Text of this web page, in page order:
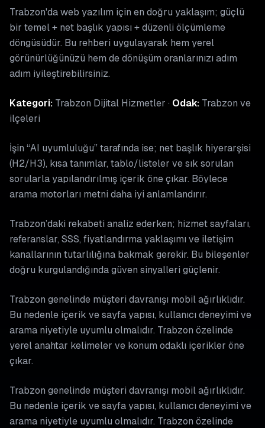
Trabzon'da web yazılım için en doğru yaklaşım; güçlü
bir temel + net başlık yapısı + düzenli ölçümleme
döngüsüdür. Bu rehberi uygulayarak hem yerel
görünürlüğünüzü hem de dönüşüm oranlarınızı adım
adım iyileştirebilirsiniz.
Kategori: Trabzon Dijital Hizmetler · Odak: Trabzon ve
ilçeleri
İşin “AI uyumluluğu” tarafında ise; net başlık hiyerarşisi
(H2/H3), kısa tanımlar, tablo/listeler ve sık sorulan
sorularla yapılandırılmış içerik öne çıkar. Böylece
arama motorları metni daha iyi anlamlandırır.
Trabzon’daki rekabeti analiz ederken; hizmet sayfaları,
referanslar, SSS, fiyatlandırma yaklaşımı ve iletişim
kanallarının tutarlılığına bakmak gerekir. Bu bileşenler
doğru kurgulandığında güven sinyalleri güçlenir.
Trabzon genelinde müşteri davranışı mobil ağırlıklıdır.
Bu nedenle içerik ve sayfa yapısı, kullanıcı deneyimi ve
arama niyetiyle uyumlu olmalıdır. Trabzon özelinde
yerel anahtar kelimeler ve konum odaklı içerikler öne
çıkar.
Trabzon genelinde müşteri davranışı mobil ağırlıklıdır.
Bu nedenle içerik ve sayfa yapısı, kullanıcı deneyimi ve
arama niyetiyle uyumlu olmalıdır. Trabzon özelinde